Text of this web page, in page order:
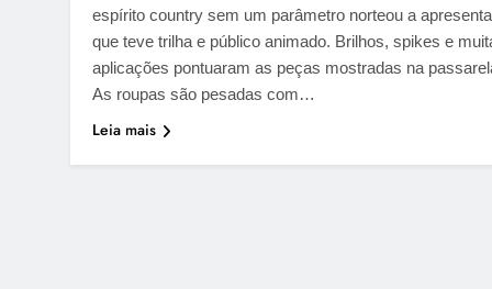
espírito country sem um parâmetro norteou a
que teve trilha e público animado. Brilhos, spikes e
aplicações pontuaram as peças mostradas na
As roupas são pesadas com…
Leia mais